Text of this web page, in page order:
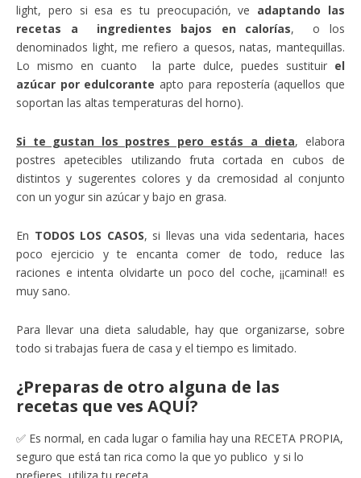
light, pero si esa es tu preocupación, ve adaptando las
recetas a ingredientes bajos en calorías, o los
denominados light, me refiero a quesos, natas, mantequillas.
Lo mismo en cuanto la parte dulce, puedes sustituir el
azúcar por edulcorante apto para repostería (aquellos que
soportan las altas temperaturas del horno).
Si te gustan los postres pero estás a dieta, elabora
postres apetecibles utilizando fruta cortada en cubos de
distintos y sugerentes colores y da cremosidad al conjunto
con un yogur sin azúcar y bajo en grasa.
En TODOS LOS CASOS, si llevas una vida sedentaria, haces
poco ejercicio y te encanta comer de todo, reduce las
raciones e intenta olvidarte un poco del coche, ¡¡camina!! es
muy sano.
Para llevar una dieta saludable, hay que organizarse, sobre
todo si trabajas fuera de casa y el tiempo es limitado.
¿Preparas de otro alguna de las
recetas que ves AQUÍ?
✅ Es normal, en cada lugar o familia hay una RECETA PROPIA,
seguro que está tan rica como la que yo publico y si lo